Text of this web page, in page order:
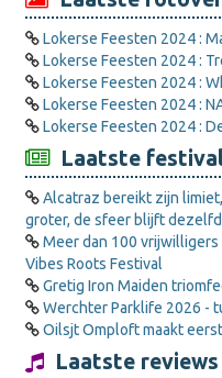
Lokerse Feesten 2024 :
Lokerse Feesten 2024 :
Lokerse Feesten 2024 :
Lokerse Feesten 2024 :
Lokerse Feesten 2024 :
Laatste festival
Alcatraz bereikt zijn
groter, de sfeer blijft
Meer dan 100
Vibes Roots Festival
Gretig Iron Maiden
Werchter Parklife 2026 -
Oilsjt Omploft maakt
Laatste reviews